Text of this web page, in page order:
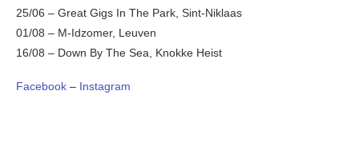
25/06 – Great Gigs In The Park, Sint-Niklaas
01/08 – M-Idzomer, Leuven
16/08 – Down By The Sea, Knokke Heist
Facebook – Instagram